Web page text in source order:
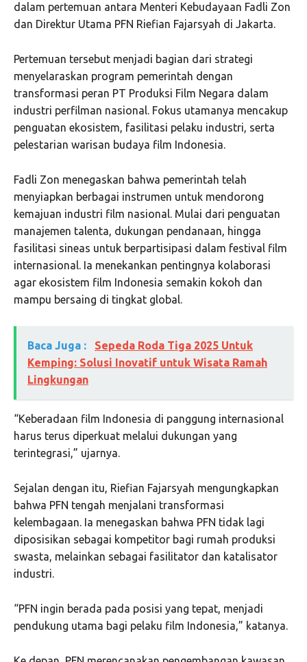
dalam pertemuan antara Menteri Kebudayaan Fadli Zon
dan Direktur Utama PFN Riefian Fajarsyah di Jakarta.
Pertemuan tersebut menjadi bagian dari strategi
menyelaraskan program pemerintah dengan
transformasi peran PT Produksi Film Negara dalam
industri perfilman nasional. Fokus utamanya mencakup
penguatan ekosistem, fasilitasi pelaku industri, serta
pelestarian warisan budaya film Indonesia.
Fadli Zon menegaskan bahwa pemerintah telah
menyiapkan berbagai instrumen untuk mendorong
kemajuan industri film nasional. Mulai dari penguatan
manajemen talenta, dukungan pendanaan, hingga
fasilitasi sineas untuk berpartisipasi dalam festival film
internasional. Ia menekankan pentingnya kolaborasi
agar ekosistem film Indonesia semakin kokoh dan
mampu bersaing di tingkat global.
Baca Juga :
Sepeda Roda Tiga 2025 Untuk
Kemping: Solusi Inovatif untuk Wisata Ramah
Lingkungan
“Keberadaan film Indonesia di panggung internasional
harus terus diperkuat melalui dukungan yang
terintegrasi,” ujarnya.
Sejalan dengan itu, Riefian Fajarsyah mengungkapkan
bahwa PFN tengah menjalani transformasi
kelembagaan. Ia menegaskan bahwa PFN tidak lagi
diposisikan sebagai kompetitor bagi rumah produksi
swasta, melainkan sebagai fasilitator dan katalisator
industri.
“PFN ingin berada pada posisi yang tepat, menjadi
pendukung utama bagi pelaku film Indonesia,” katanya.